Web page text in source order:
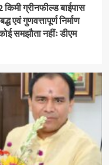
ग्रीनफील्ड बाईपास
एवं गुणवत्तापूर्ण निर्माण
समझौता नहींः डीएम